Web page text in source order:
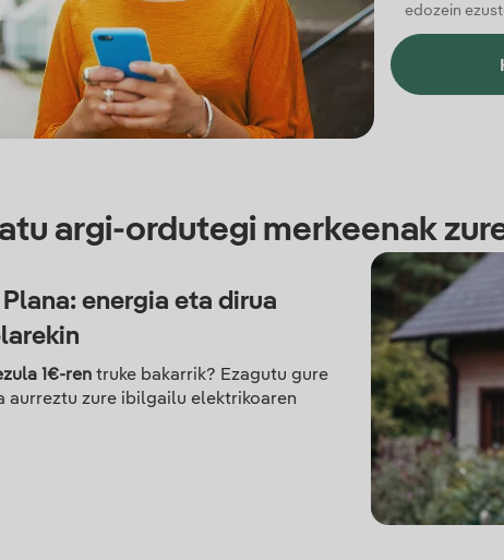
edozein
argi-ordutegi merkeenak
energia eta dirua
1€-ren truke bakarrik? Ezagutu gure
aurreztu zure ibilgailu elektrikoaren